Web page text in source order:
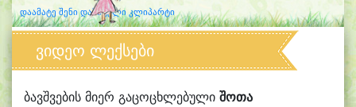
დაამატე შენი დახატული კლიპარტი
ვიდეო ლექსები
ბავშვების მიერ გაცოცხლებული შოთა